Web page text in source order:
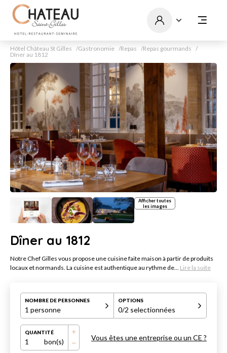
Hôtel Château St Gilles Gastronomie Repas
Repas gourmands
Dîner au 1812
Afficher toutes
les images
Dîner au 1812
Notre Chef Gilles vous propose une cuisine faite maison à partir de produits
locaux et normands. La cuisine est authentique au rythme de... Lire la suite
NOMBRE DE PERSONNES
1 personne
OPTIONS
0/2 selectionnées
QUANTITÉ
1 bon(s) Vous êtes une entreprise ou un CE ?